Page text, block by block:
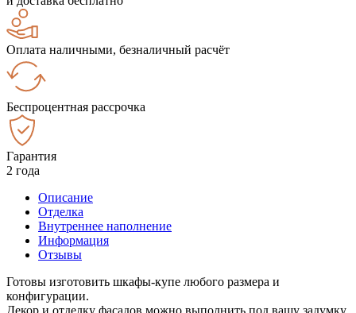
Оплата наличными, безналичный расчёт
Беспроцентная рассрочка
Гарантия
2 года
Описание
Отделка
Внутреннее наполнение
Информация
Отзывы
Готовы изготовить шкафы-купе любого размера и
конфигурации.
Декор и отделку фасадов можно выполнить под вашу задумку.